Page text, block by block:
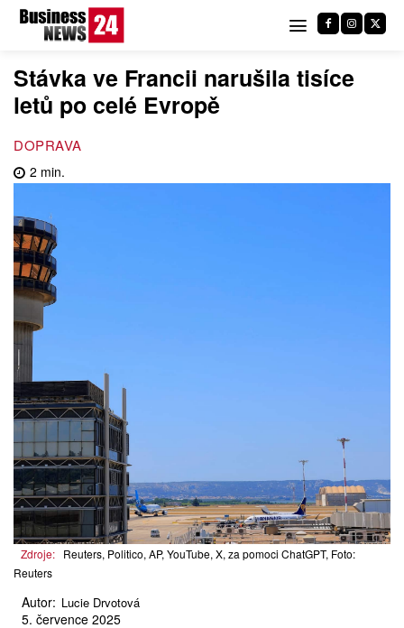
Stávka ve Francii narušila tisíce
letů po celé Evropě
DOPRAVA
2 min.
Zdroje: Reuters, Politico, AP, YouTube, X, za pomoci ChatGPT, Foto:
Reuters
Autor: Lucie Drvotová
5. července 2025